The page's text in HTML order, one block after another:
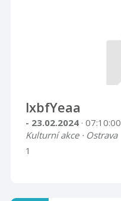
lxbfYeaa
- 23.02.2024 · 07:10:00
Kulturní akce · Ostrava
1